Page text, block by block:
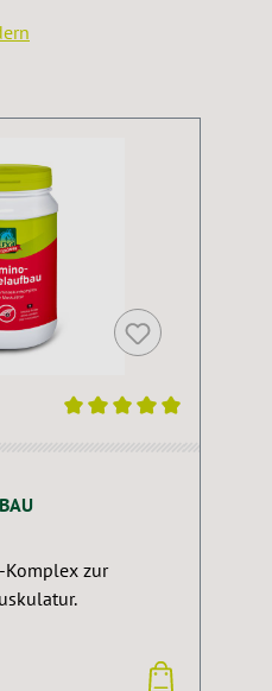
Komplex zur